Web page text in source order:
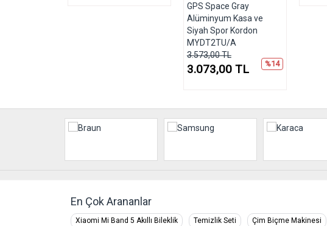
GPS Space Gray
Alüminyum Kasa ve
Siyah Spor Kordon
MYDT2TU/A
3.573,00 TL
%14
3.073,00 TL
En Çok Arananlar
Xiaomi Mi Band 5 Akıllı Bileklik Temizlik Seti Çim Biçme Makinesi